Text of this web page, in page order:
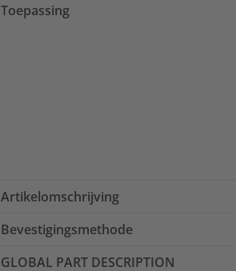
Toepassing
Artikelomschrijving
Bevestigingsmethode
GLOBAL PART DESCRIPTION